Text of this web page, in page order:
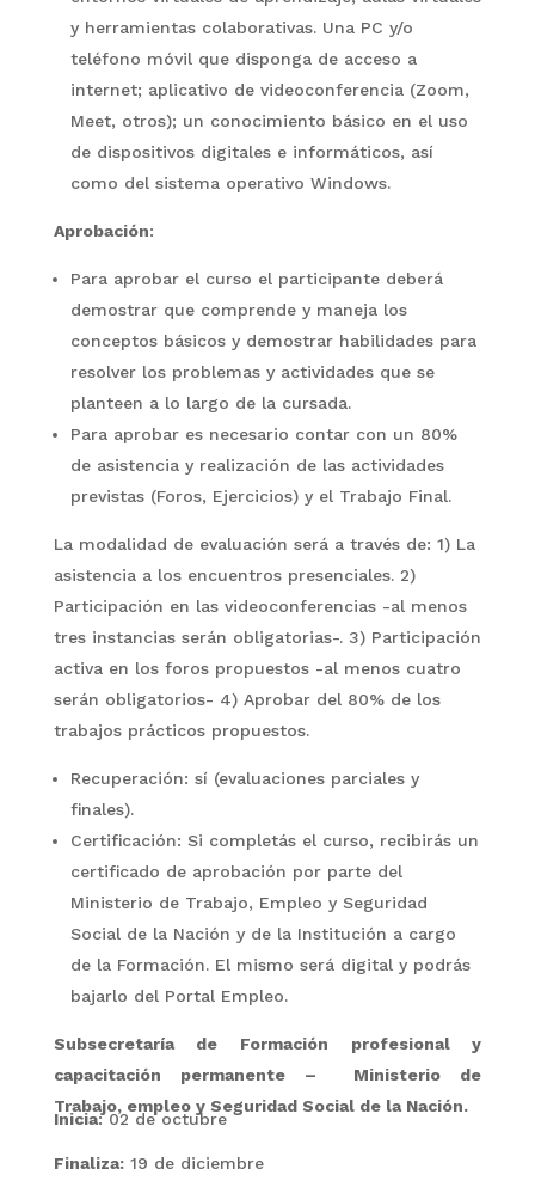
y herramientas colaborativas. Una PC y/o
teléfono móvil que disponga de acceso a
internet; aplicativo de videoconferencia (Zoom,
Meet, otros); un conocimiento básico en el uso
de dispositivos digitales e informáticos, así
como del sistema operativo Windows.
Aprobación:
Para aprobar el curso el participante deberá
demostrar que comprende y maneja los
conceptos básicos y demostrar habilidades para
resolver los problemas y actividades que se
planteen a lo largo de la cursada.
Para aprobar es necesario contar con un 80%
de asistencia y realización de las actividades
previstas (Foros, Ejercicios) y el Trabajo Final.
La modalidad de evaluación será a través de: 1) La
asistencia a los encuentros presenciales. 2)
Participación en las videoconferencias -al menos
tres instancias serán obligatorias-. 3) Participación
activa en los foros propuestos -al menos cuatro
serán obligatorios- 4) Aprobar del 80% de los
trabajos prácticos propuestos.
Recuperación: sí (evaluaciones parciales y
finales).
Certificación: Si completás el curso, recibirás un
certificado de aprobación por parte del
Ministerio de Trabajo, Empleo y Seguridad
Social de la Nación y de la Institución a cargo
de la Formación. El mismo será digital y podrás
bajarlo del Portal Empleo.
Subsecretaría de Formación profesional y
capacitación permanente – Ministerio de
Trabajo, empleo y Seguridad Social de la Nación.
Inicia: 02 de octubre
Finaliza:19 de diciembre